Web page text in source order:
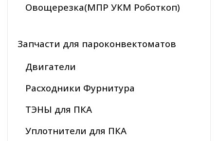
Овощерезка(МПР УКМ Роботкоп)
Запчасти для пароконвектоматов
Двигатели
Расходники Фурнитура
ТЭНЫ для ПКА
Уплотнители для ПКА